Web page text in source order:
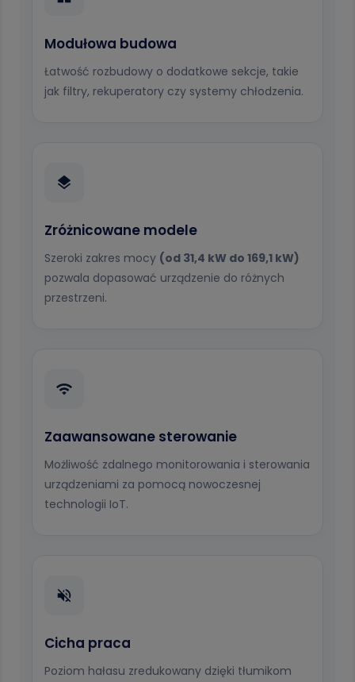
Modułowa budowa
Łatwość rozbudowy o dodatkowe sekcje, takie
jak filtry, rekuperatory czy systemy chłodzenia.
Zróżnicowane modele
Szeroki zakres mocy (od 31,4 kW do 169,1 kW)
pozwala dopasować urządzenie do różnych
przestrzeni.
Zaawansowane sterowanie
Możliwość zdalnego monitorowania i sterowania
urządzeniami za pomocą nowoczesnej
technologii IoT.
Cicha praca
Poziom hałasu zredukowany dzięki tłumikom